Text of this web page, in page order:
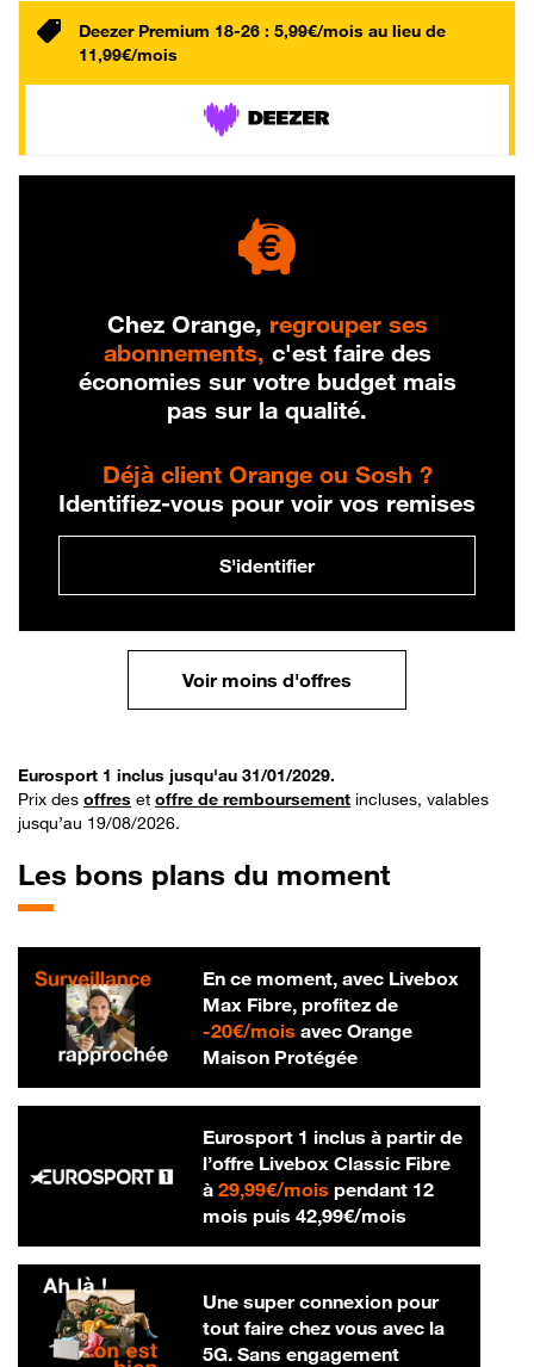
Deezer Premium 18-26 : 5,99€/mois au lieu de
11,99€/mois
Chez Orange, regrouper ses
abonnements, c'est faire des
économies sur votre budget mais
pas sur la qualité.
Déjà client Orange ou Sosh ?
Identifiez-vous pour voir vos remises
S'identifier
Voir moins d'offres
Eurosport 1 inclus jusqu'au 31/01/2029.
Prix des offres et offre de remboursement incluses, valables
jusqu’au 19/08/2026.
Les bons plans du moment
En ce moment, avec Livebox
Max Fibre, profitez de
-20€/mois20 € par mois
avec Orange
Maison Protégée
Eurosport 1 inclus à partir de
l’offre Livebox Classic Fibre
à 29,99€/mois29,99 € par mois
pendant 12
mois puis 42,99€/mois42,99 € par
Une super connexion pour
tout faire chez vous avec la
5G. Sans engagement